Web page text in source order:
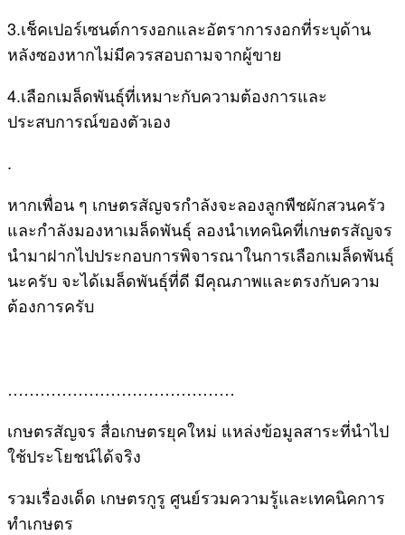
3.เช็คเปอร์เซนต์การงอกและอัตราการงอกที่ระบุด้าน
หลังซองหากไม่มีควรสอบถามจากผู้ขาย
4.เลือกเมล็ดพันธุ์ที่เหมาะกับความต้องการและ
ประสบการณ์ของตัวเอง
.
หากเพื่อน ๆ เกษตรสัญจรกำลังจะลองลูกพืชผักสวนครัว
และกำลังมองหาเมล็ดพันธุ์ ลองนำเทคนิคที่เกษตรสัญจร
นำมาฝากไปประกอบการพิจารณาในการเลือกเมล็ดพันธุ์
นะครับ จะได้เมล็ดพันธุ์ที่ดี มีคุณภาพและตรงกับความ
ต้องการครับ
……………………………………
เกษตรสัญจร สื่อเกษตรยุคใหม่ แหล่งข้อมูลสาระที่นำไป
ใช้ประโยชน์ได้จริง
รวมเรื่องเด็ด เกษตรกูรู ศูนย์รวมความรู้และเทคนิคการ
ทำเกษตร